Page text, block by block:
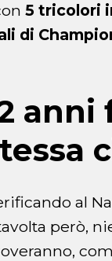
5 tricolori
di
anni
al
però,